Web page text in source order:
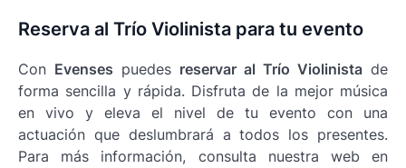
Reserva al Trío Violinista para tu evento
Con Evenses puedes reservar al Trío Violinista de
forma sencilla y rápida. Disfruta de la mejor música
en vivo y eleva el nivel de tu evento con una
actuación que deslumbrará a todos los presentes.
Para más información, consulta nuestra web en